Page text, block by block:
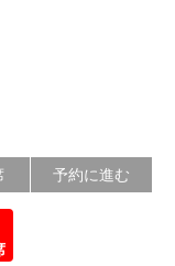
予約に進む